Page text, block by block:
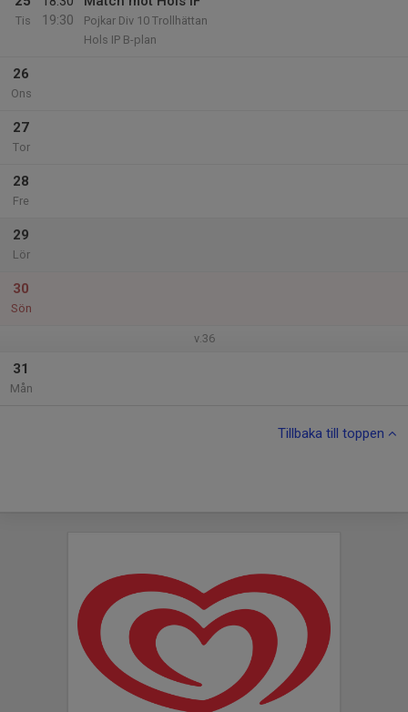
Tis
19:30
Pojkar Div 10 Trollhättan
Hols IP B-plan
26
Ons
27
Tor
28
Fre
29
Lör
30
Sön
v.36
31
Mån
Tillbaka till toppen